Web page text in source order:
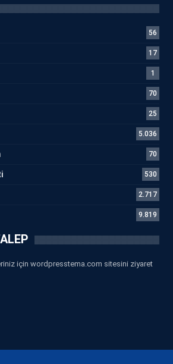
56
17
1
70
25
5.036
70
530
2.717
9.819
için wordpresstema.com sitesini ziyaret